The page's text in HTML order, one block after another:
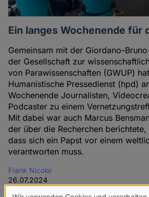
Ein langes Wochenende für
Gemeinsam mit der Giordano-
der Gesellschaft zur
von Parawissenschaften (GWUP)
Humanistische Pressedienst (hpd)
Wochenende Journalisten,
Podcaster zu einem
Mit dabei war auch Marcus
der über die Recherchen
dass sich ein Papst vor einem
verantworten muss.
Frank Nicolai
26.07.2024